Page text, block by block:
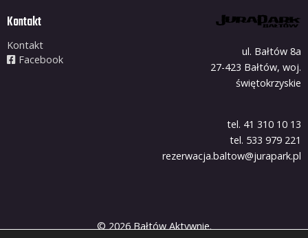
Kontakt
Kontakt
Facebook
ul. Bałtów 8a
27-423 Bałtów, woj.
świętokrzyskie
tel. 41 310 10 13
tel. 533 979 221
rezerwacja.baltow@jurapark.pl
© 2026 Bałtów Aktywnie.